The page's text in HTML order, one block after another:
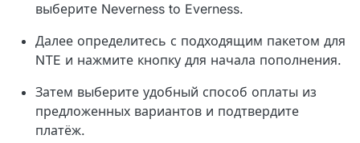
выберите Neverness to Everness.
Далее определитесь с подходящим пакетом для
NTE и нажмите кнопку для начала пополнения.
Затем выберите удобный способ оплаты из
предложенных вариантов и подтвердите
платёж.